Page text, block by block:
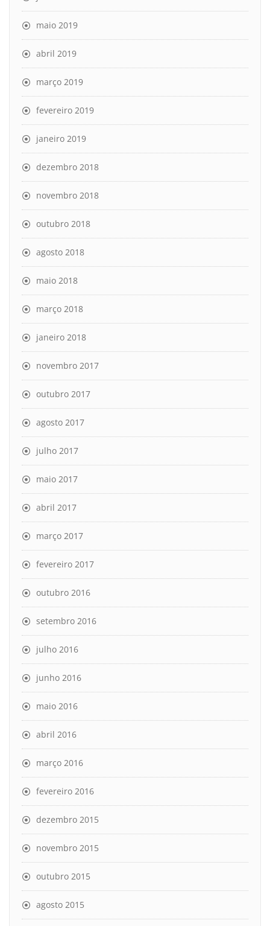
maio 2019
abril 2019
março 2019
fevereiro 2019
janeiro 2019
dezembro 2018
novembro 2018
outubro 2018
agosto 2018
maio 2018
março 2018
janeiro 2018
novembro 2017
outubro 2017
agosto 2017
julho 2017
maio 2017
abril 2017
março 2017
fevereiro 2017
outubro 2016
setembro 2016
julho 2016
junho 2016
maio 2016
abril 2016
março 2016
fevereiro 2016
dezembro 2015
novembro 2015
outubro 2015
agosto 2015